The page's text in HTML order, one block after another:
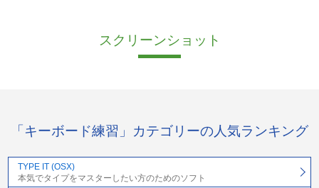
スクリーンショット
「キーボード練習」カテゴリーの人気ランキング
TYPE IT (OSX)
本気でタイプをマスターしたい方のためのソフト